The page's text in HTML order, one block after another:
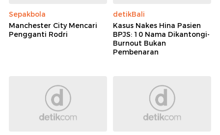
Sepakbola
Manchester City Mencari
Pengganti Rodri
detikBali
Kasus Nakes Hina Pasien
BPJS: 10 Nama Dikantongi-
Burnout Bukan
Pembenaran